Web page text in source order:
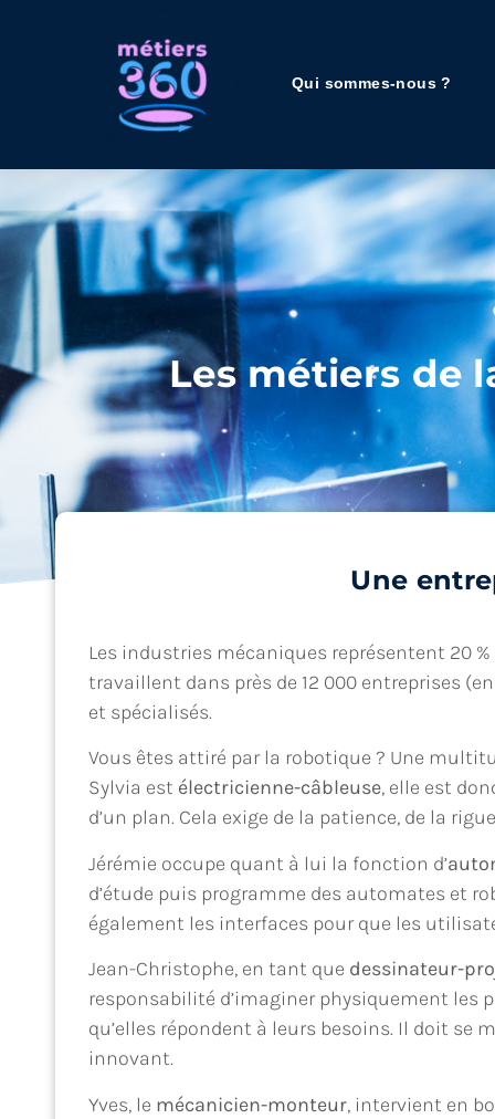
Qui sommes-nous ?
Les métiers de
Une
Les industries mécaniques représentent 20
travaillent dans près de 12 000 entreprises
et spécialisés.
Vous êtes attiré par la robotique ? Une
Sylvia est électricienne-câbleuse, elle est
d’un plan. Cela exige de la patience, de la
Jérémie occupe quant à lui la fonction d’
d’étude puis programme des automates et
également les interfaces pour que les
Jean-Christophe, en tant que dessinateur-
responsabilité d’imaginer physiquement les
qu’elles répondent à leurs besoins. Il doit se
innovant.
Yves, le mécanicien-monteur, intervient en